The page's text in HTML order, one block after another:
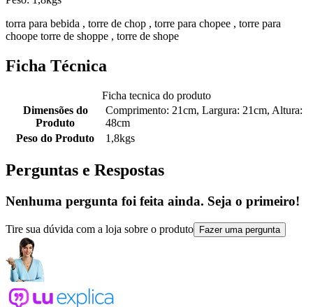
torra para bebida , torre de chop , torre para chopee , torre para
choope torre de shoppe , torre de shope
Ficha Técnica
Ficha tecnica do produto
Dimensões do
Produto
Comprimento: 21cm, Largura: 21cm, Altura:
48cm
Peso do Produto
1,8kgs
Perguntas e Respostas
Nenhuma pergunta foi feita ainda. Seja o primeiro!
Tire sua dúvida com a loja sobre o produto Fazer uma pergunta